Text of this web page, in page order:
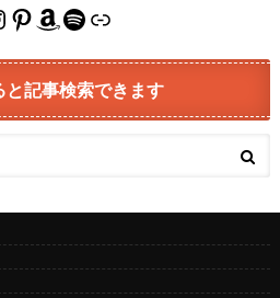
Pinterest
Amazon
Spotify
リンク
記事検索できます